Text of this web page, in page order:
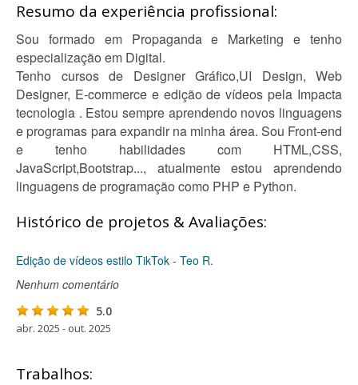
Resumo da experiência profissional:
Sou formado em Propaganda e Marketing e tenho
especialização em Digital.
Tenho cursos de Designer Gráfico,UI Design, Web
Designer, E-commerce e edição de vídeos pela Impacta
tecnologia . Estou sempre aprendendo novos linguagens
e programas para expandir na minha área. Sou Front-end
e tenho habilidades com HTML,CSS,
JavaScript,Bootstrap..., atualmente estou aprendendo
linguagens de programação como PHP e Python.
Histórico de projetos & Avaliações:
Edição de vídeos estilo TikTok - Teo R.
Nenhum comentário
5.0
abr. 2025 - out. 2025
Trabalhos: